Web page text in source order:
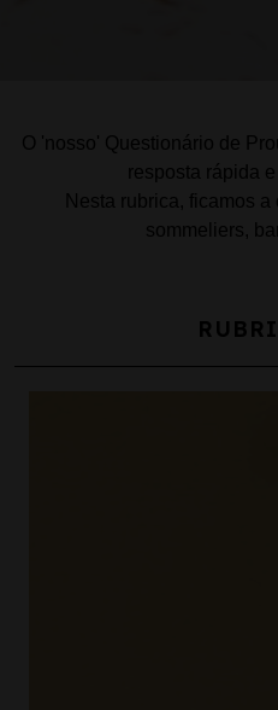
O 'nosso' Questionário de
resposta rápida
Nesta rubrica, ficamos
sommeliers,